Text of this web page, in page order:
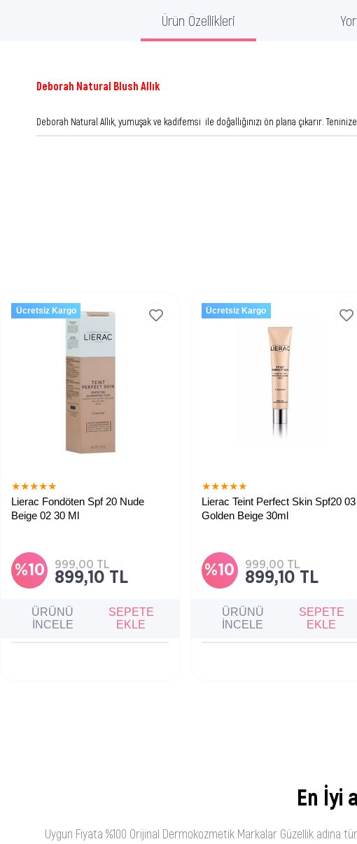
Ürün Özellikleri
Deborah Natural Blush Allık
Deborah Natural Allık, yumuşak ve kadifemsi ile doğallığınızı ön plana çıkarır.
★★★★★
Lierac Fondöten Spf 20 Nude
Beige 02 30 Ml
%10 899,10 TL
999,00 TL
Ücretsiz Kargo
ÜRÜNÜ
İNCELE
SEPETE
EKLE
★★★★★
Lierac Teint Perfect Skin Spf20 03
Golden Beige 30ml
%10 899,10 TL
999,00 TL
Ücretsiz Kargo
ÜRÜNÜ
İNCELE
SEPETE
EKLE
En İyi
Uygun Fiyata %100 Orijinal Dermokozmetik Markalar Güzellik